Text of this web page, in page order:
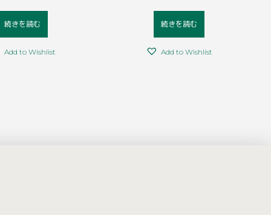
続きを読む
Add to Wishlist 続きを読む